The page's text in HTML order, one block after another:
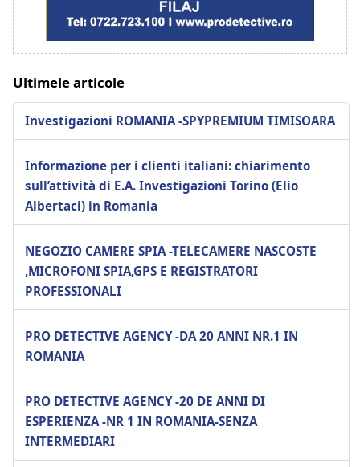
Ultimele articole
Investigazioni ROMANIA -SPYPREMIUM TIMISOARA
Informazione per i clienti italiani: chiarimento
sull’attività di E.A. Investigazioni Torino (Elio
Albertaci) in Romania
NEGOZIO CAMERE SPIA -TELECAMERE NASCOSTE
,MICROFONI SPIA,GPS E REGISTRATORI
PROFESSIONALI
PRO DETECTIVE AGENCY -DA 20 ANNI NR.1 IN
ROMANIA
PRO DETECTIVE AGENCY -20 DE ANNI DI
ESPERIENZA -NR 1 IN ROMANIA-SENZA
INTERMEDIARI